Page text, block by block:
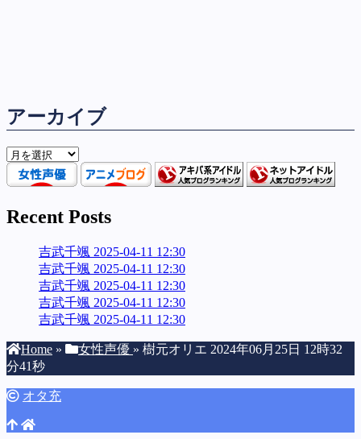
アーカイブ
ア
ー
カ
ブ
Recent Posts
吉武千颯 2025-04-11 12:30
吉武千颯 2025-04-11 12:30
吉武千颯 2025-04-11 12:30
吉武千颯 2025-04-11 12:30
吉武千颯 2025-04-11 12:30
Home » 女性声優 » 樹元オリエ 2024年06月25日 12時32
分41秒
オタ充